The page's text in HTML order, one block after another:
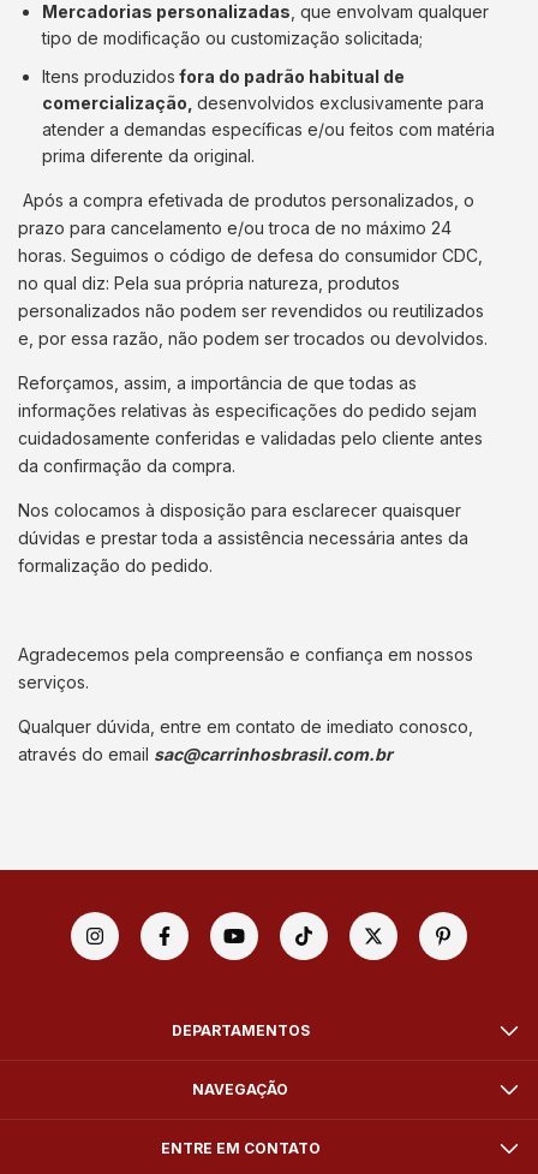
Mercadorias personalizadas , que envolvam qualquer
tipo de modificação ou customização solicitada;
Itens produzidos fora do padrão habitual de
comercialização, desenvolvidos exclusivamente para
atender a demandas específicas e/ou feitos com matéria
prima diferente da original.
Após a compra efetivada de produtos personalizados, o
prazo para cancelamento e/ou troca de no máximo 24
horas. Seguimos o código de defesa do consumidor CDC,
no qual diz: Pela sua própria natureza, produtos
personalizados não podem ser revendidos ou reutilizados
e, por essa razão, não podem ser trocados ou devolvidos.
Reforçamos, assim, a importância de que todas as
informações relativas às especificações do pedido sejam
cuidadosamente conferidas e validadas pelo cliente antes
da confirmação da compra.
Nos colocamos à disposição para esclarecer quaisquer
dúvidas e prestar toda a assistência necessária antes da
formalização do pedido.
Agradecemos pela compreensão e confiança em nossos
serviços.
Qualquer dúvida, entre em contato de imediato conosco,
através do email sac@carrinhosbrasil.com.br
DEPARTAMENTOS
NAVEGAÇÃO
ENTRE EM CONTATO